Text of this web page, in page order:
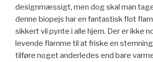
designmæssigt, men dog skal man
denne biopejs har en fantastisk flot
sikkert vil pynte i alle hjem. Der er ikke
levende flamme til at friske en
tilføre noget anderledes end bare